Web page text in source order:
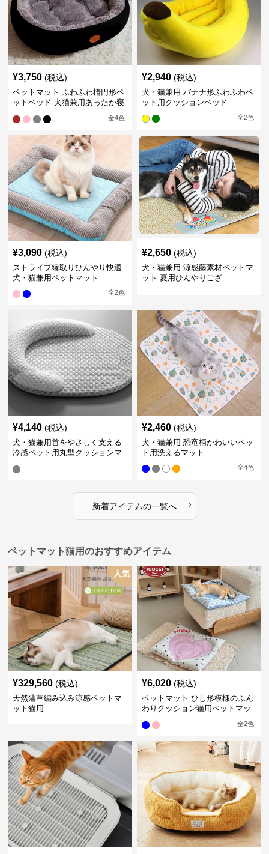
¥3,750 (税込)
ペットマット ふわふわ楕円形ペ
ットベッド 犬猫兼用あったか寝
全4色
¥2,940 (税込)
犬・猫兼用 バナナ形ふわふわペ
ット用クッションベッド
全2色
¥3,090 (税込)
ストライプ縁取りひんやり快適
犬・猫兼用ペットマット
全2色
¥2,650 (税込)
犬・猫兼用 涼感藤素材ペットマ
ット 夏用ひんやりござ
¥4,140 (税込)
犬・猫兼用首をやさしく支える
冷感ペット用丸型クッションマ
¥2,460 (税込)
犬・猫兼用 恐竜柄かわいいペッ
ト用洗えるマット
全4色
新着アイテムの一覧へ ›
ペットマット猫用のおすすめアイテム
人気
¥329,560 (税込)
天然蒲草編み込み涼感ペットマ
ット猫用
¥6,020 (税込)
ペットマット ひし形模様のふん
わりクッション猫用ペットマッ
全2色